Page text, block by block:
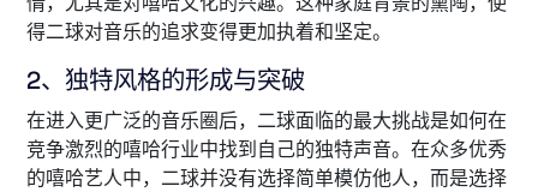
得二球对音乐的追求变得更加执着和坚定。
2、独特风格的形成与突破
在进入更广泛的音乐圈后，二球面临的最大挑战是如何在
竞争激烈的嘻哈行业中找到自己的独特声音。在众多优秀
的嘻哈艺人中，二球并没有选择简单模仿他人，而是选择